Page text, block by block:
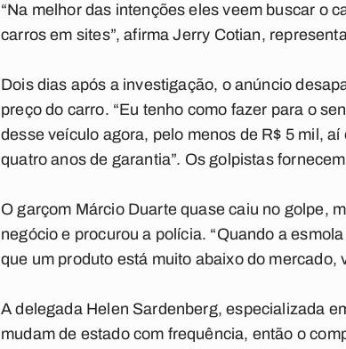
“Na melhor das intenções eles veem buscar o
carros em sites”, afirma Jerry Cotian,
Dois dias após a investigação, o anúncio
preço do carro. “Eu tenho como fazer para o
desse veículo agora, pelo menos de R$ 5 mil,
quatro anos de garantia”. Os golpistas
O garçom Márcio Duarte quase caiu no golpe,
negócio e procurou a polícia. “Quando a
que um produto está muito abaixo do mercado,
A delegada Helen Sardenberg, especializada
mudam de estado com frequência, então o